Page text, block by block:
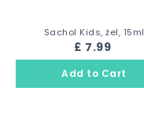
Sachol Kids, żel, 15ml
£ 7.99